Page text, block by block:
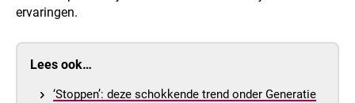
ervaringen.
Lees ook…
‘Stoppen’: deze schokkende trend onder Generatie